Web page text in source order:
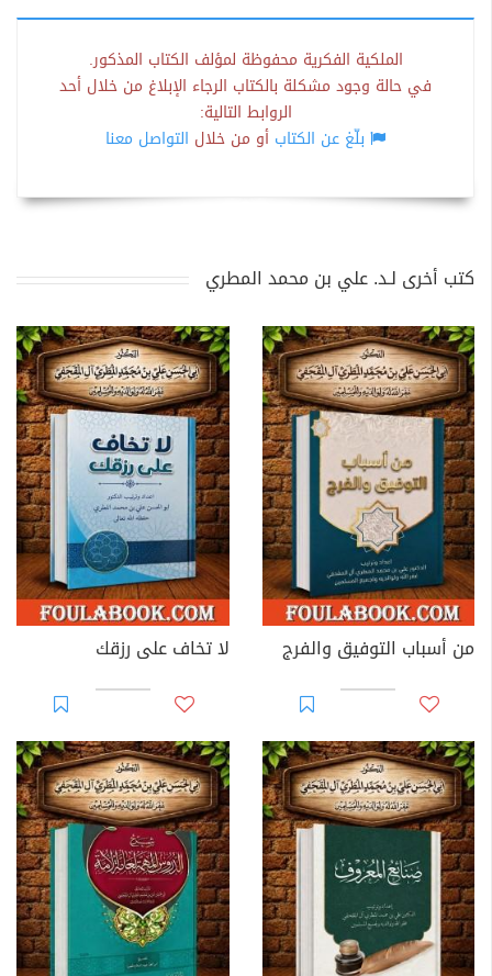
الملكية الفكرية محفوظة لمؤلف الكتاب المذكور.
في حالة وجود مشكلة بالكتاب الرجاء الإبلاغ من خلال أحد
الروابط التالية:
بلّغ عن الكتاب أو من خلال التواصل معنا
كتب أخرى لـد. علي بن محمد المطري
من أسباب التوفيق والفرج لا تخاف على رزقك